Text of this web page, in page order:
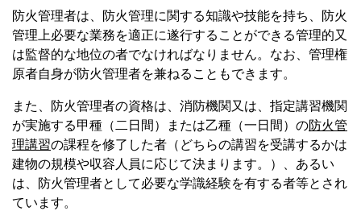
防火管理者は、防火管理に関する知識や技能を持ち、防火
管理上必要な業務を適正に遂行することができる管理的又
は監督的な地位の者でなければなりません。なお、管理権
原者自身が防火管理者を兼ねることもできます。
また、防火管理者の資格は、消防機関又は、指定講習機関
が実施する甲種（二日間）または乙種（一日間）の防火管
理講習の課程を修了した者（どちらの講習を受講するかは
建物の規模や収容人員に応じて決まります。）、あるい
は、防火管理者として必要な学識経験を有する者等とされ
ています。